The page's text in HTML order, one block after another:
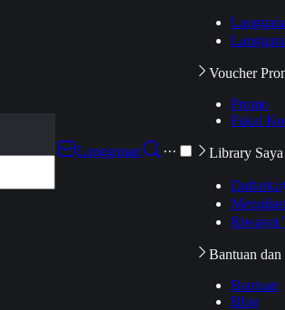
Langganan
···
Voucher
Promo
Pakai
Library Saya
Daftarku
Riwayat
Bantuan
Bantuan
Blog